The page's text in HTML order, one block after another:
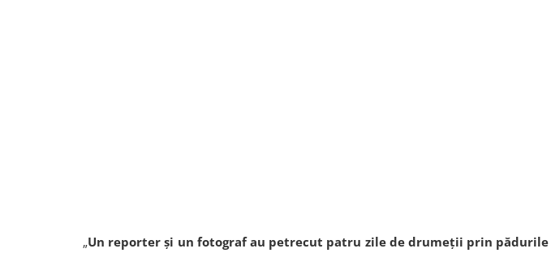
„Un reporter şi un fotograf au petrecut patru zile de drumeţii prin pădurile